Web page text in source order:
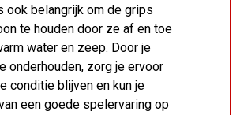
ook belangrijk om de grips
te houden door ze af en toe
water en zeep. Door je
onderhouden, zorg je ervoor
conditie blijven en kun je
een goede spelervaring op